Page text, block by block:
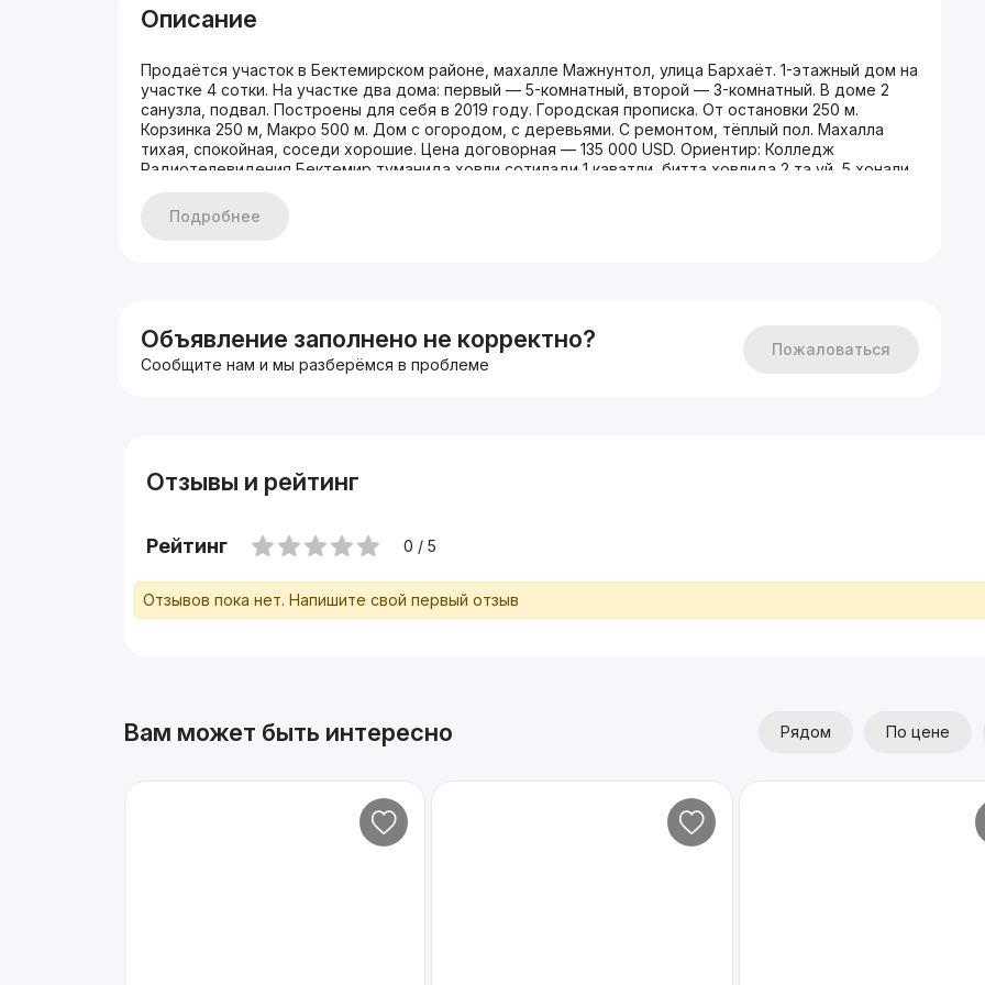
Описание
Продаётся участок в Бектемирском районе, махалле Мажнунтол, улица Бархаёт. 1-этажный дом на
участке 4 сотки. На участке два дома: первый — 5-комнатный, второй — 3-комнатный. В доме 2
санузла, подвал. Построены для себя в 2019 году. Городская прописка. От остановки 250 м.
Корзинка 250 м, Макро 500 м. Дом с огородом, с деревьями. С ремонтом, тёплый пол. Махалла
тихая, спокойная, соседи хорошие. Цена договорная — 135 000 USD. Ориентир: Колледж
Радиотелевидения Бектемир туманида ховли сотилади 1 каватли, битта ховлида 2 та уй, 5 хонали
дарахтлар бор, кўшнилар яхши, тинч махалла Остоновкадан 250 метр, корзинка 250 метр, макро
500 метр, уйни ўзимиз яшаш учун курганмиз 2019 й. Газ, сув, электрдан муаммо йўк. Нархи $135 000
Подробнее
Объявление заполнено не корректно?
Сообщите нам и мы разберёмся в проблеме
Пожаловаться
Отзывы и рейтинг
Рейтинг 0 / 5
Отзывов пока нет. Напишите свой первый отзыв
Вам может быть интересно Рядом По цене